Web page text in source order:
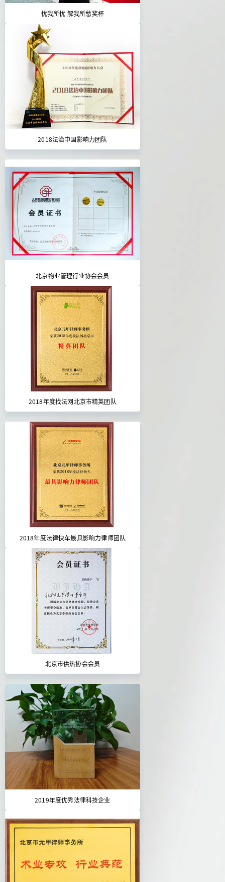
忧我所忧 解我所愁奖杯
2018法治中国影响力团队
北京物业管理行业协会会员
2018年度找法网北京市精英团队
2018年度法律快车最具影响力律师团队
北京市供热协会会员
2019年度优秀法律科技企业